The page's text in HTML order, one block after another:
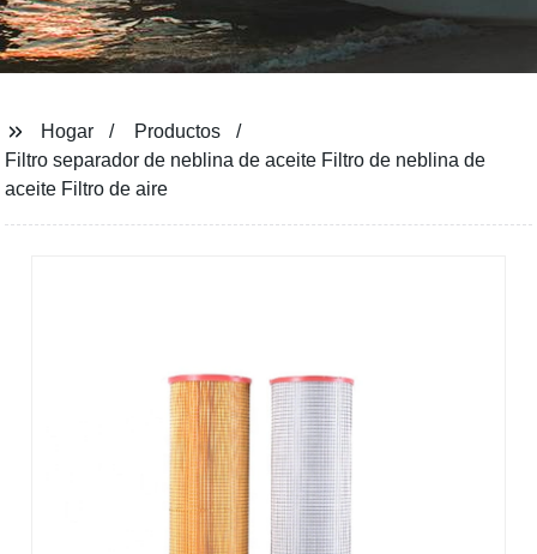
Hogar
Productos
Filtro separador de neblina de aceite Filtro de neblina de
aceite Filtro de aire